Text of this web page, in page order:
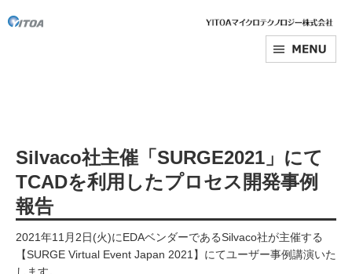
Silvaco社主催「SURGE2021」にて
TCADを利用したプロセス開発事例
報告
2021年11月2日(火)にEDAベンダーであるSilvaco社が主催する
【SURGE Virtual Event Japan 2021】にてユーザー事例講演いた